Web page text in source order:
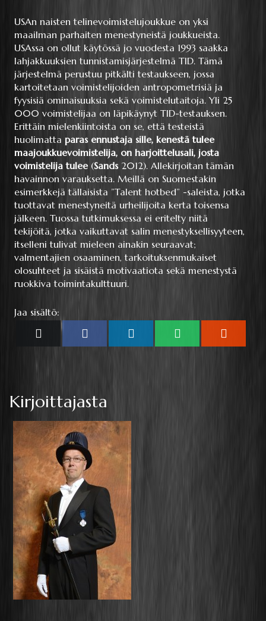
USAn naisten telinevoimistelujoukkue on yksi
maailman parhaiten menestyneistä joukkueista.
USAssa on ollut käytössä jo vuodesta 1993 saakka
lahjakkuuksien tunnistamisjärjestelmä TID. Tämä
järjestelmä perustuu pitkälti testaukseen, jossa
kartoitetaan voimistelijoiden antropometrisiä ja
fyysisiä ominaisuuksia sekä voimistelutaitoja. Yli 25
000 voimistelijaa on läpikäynyt TID-testauksen.
Erittäin mielenkiintoista on se, että testeistä
huolimatta paras ennustaja sille, kenestä tulee
maajoukkuevoimistelija, on harjoittelusali, josta
voimistelija tulee (Sands2012). Allekirjoitan tämän
havainnon varauksetta. Meillä on Suomestakin
esimerkkejä tällaisista ”Talent hotbed” -saleista, jotka
tuottavat menestyneitä urheilijoita kerta toisensa
jälkeen. Tuossa tutkimuksessa ei eritelty niitä
tekijöitä, jotka vaikuttavat salin menestyksellisyyteen,
itselleni tulivat mieleen ainakin seuraavat;
valmentajien osaaminen, tarkoituksenmukaiset
olosuhteet ja sisäistä motivaatiota sekä menestystä
ruokkiva toimintakulttuuri.
Jaa sisältö:
Share
Facebook LinkedIn WhatsApp
Kirjoittajasta